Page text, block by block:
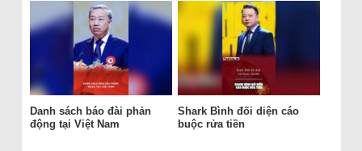
Danh sách báo đài phản
động tại Việt Nam
Shark Bình đối diện cáo
buộc rửa tiền